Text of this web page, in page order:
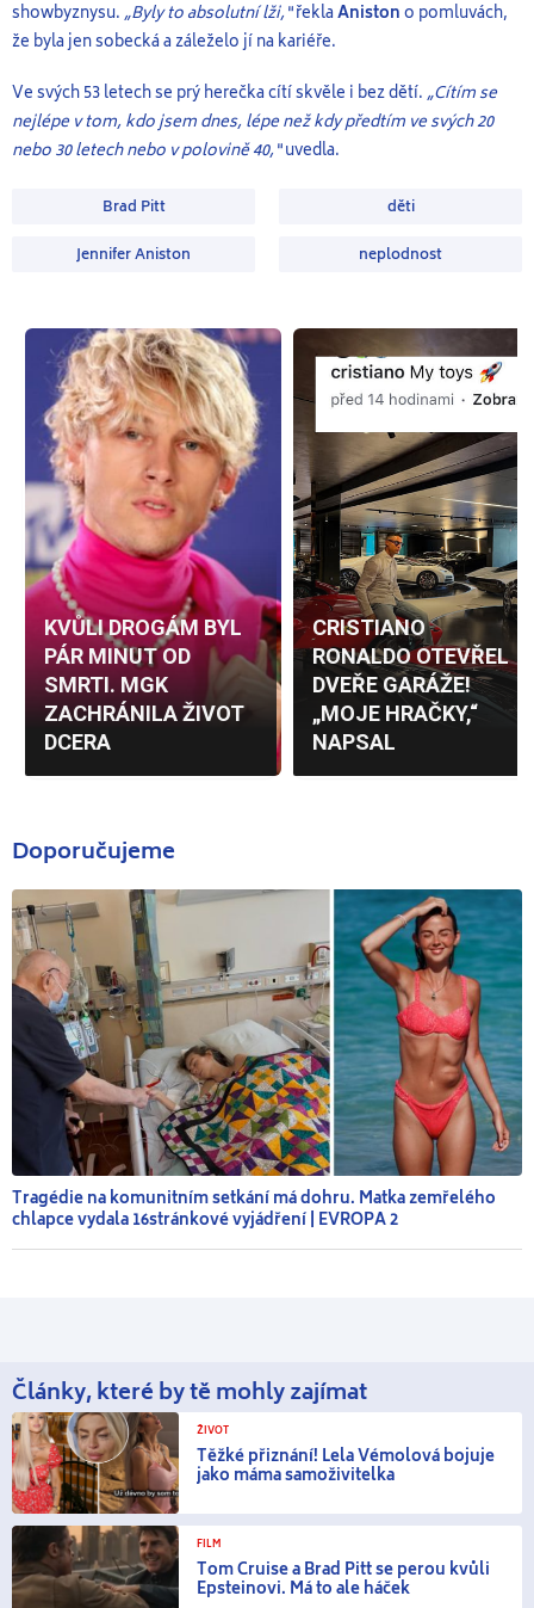
showbyznysu. „Byly to absolutní lži,“ řekla Aniston o pomluvách,
že byla jen sobecká a záleželo jí na kariéře.
Ve svých 53 letech se prý herečka cítí skvěle i bez dětí. „Cítím se
nejlépe v tom, kdo jsem dnes, lépe než kdy předtím ve svých 20
nebo 30 letech nebo v polovině 40,“uvedla.
Brad Pitt děti
Jennifer Aniston neplodnost
Doporučujeme
Tragédie na komunitním setkání má dohru. Matka zemřelého
chlapce vydala 16stránkové vyjádření | EVROPA 2
Články, které by tě mohly zajímat
ŽIVOT
Těžké přiznání! Lela Vémolová bojuje
jako máma samoživitelka
FILM
Tom Cruise a Brad Pitt se perou kvůli
Epsteinovi. Má to ale háček